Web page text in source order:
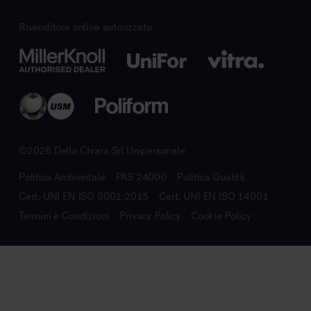
Rivenditore online autorizzato
©2026 Della Chiara Srl Unipersonale
Politica Ambientale PAS 24000
Politica Qualità
Cert. UNI EN ISO 9001:2015
Cert. UNI EN ISO 14001
Termini e Condizioni
Privacy Policy Cookie Policy